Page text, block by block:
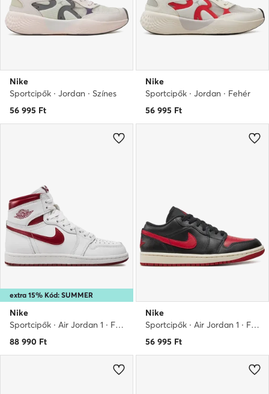
Nike
Sportcipők · Jordan · Színes
56 995 Ft
Nike
Sportcipők · Jordan · Fehér
56 995 Ft
extra 15% Kód: SUMMER
Nike
Sportcipők · Air Jordan 1 · Fehér
88 990 Ft
Nike
Sportcipők · Air Jordan 1 · Fekete
56 995 Ft